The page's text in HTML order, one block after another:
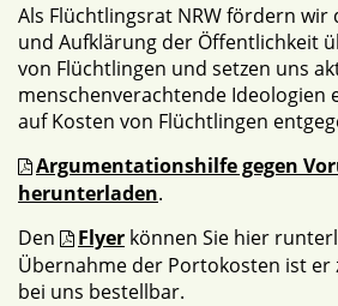
Als Flüchtlingsrat NRW fördern wir
und Aufklärung der Öffentlichkeit
von Flüchtlingen und setzen uns
menschenverachtende Ideologien
auf Kosten von Flüchtlingen
Argumentationshilfe gegen
herunterladen.
Den
Flyer können Sie hier
Übernahme der Portokosten ist er
bei uns bestellbar.